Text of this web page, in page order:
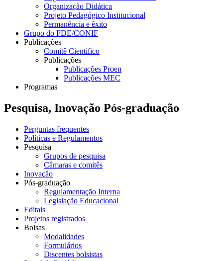
Organização Didática
Projeto Pedagógico Institucional
Permanência e êxito
Grupo do FDE/CONIF
Publicações
Comitê Científico
Publicações
Publicações Proen
Publicações MEC
Programas
Pesquisa, Inovação Pós-graduação
Perguntas frequentes
Políticas e Regulamentos
Pesquisa
Grupos de pesquisa
Câmaras e comitês
Inovação
Pós-graduação
Regulamentação Interna
Legislação Educacional
Editais
Projetos registrados
Bolsas
Modalidades
Formulários
Discentes bolsistas